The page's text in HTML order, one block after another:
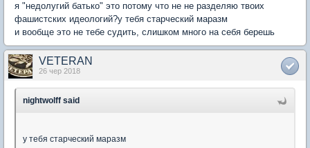
я "недолугий батько" это потому что не не разделяю твоих
фашистских идеологий?у тебя старческий маразм
и вообще это не тебе судить, слишком много на себя берешь
VETERAN
26 чер 2018
nightwolff said
у тебя старческий маразм